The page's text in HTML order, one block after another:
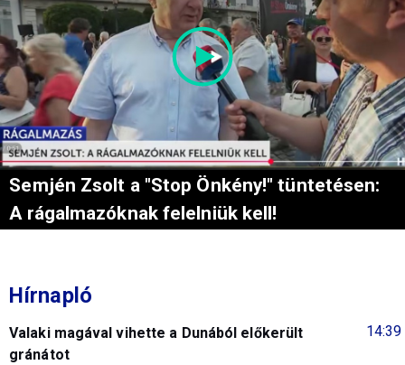
Semjén Zsolt a "Stop Önkény!" tüntetésen:
A rágalmazóknak felelniük kell!
Hírnapló
14:39
Valaki magával vihette a Dunából előkerült
gránátot